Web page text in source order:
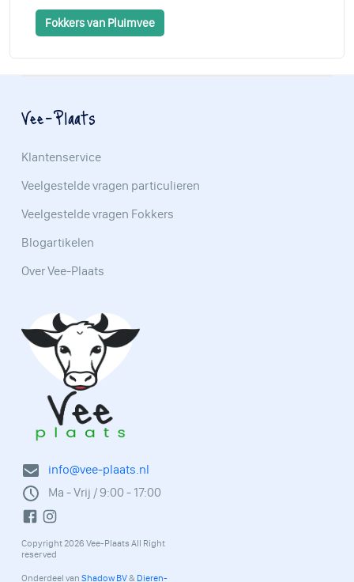
Fokkers van Pluimvee
info@vee-plaats.nl
Ma - Vrij / 9:00 - 17:00
Copyright 2026 Vee-Plaats All Right
reserved
Onderdeel van Shadow BV& Dieren-
Vee-Plaats
Klantenservice
Veelgestelde vragen particulieren
Veelgestelde vragen Fokkers
Blogartikelen
Over Vee-Plaats